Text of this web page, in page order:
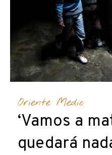
Oriente Medio
‘Vamos a
quedará